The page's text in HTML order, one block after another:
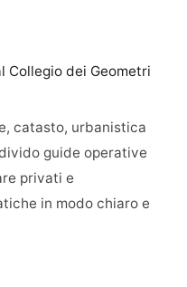
Collegio dei Geometri
catasto, urbanistica
guide operative
privati e
in modo chiaro e